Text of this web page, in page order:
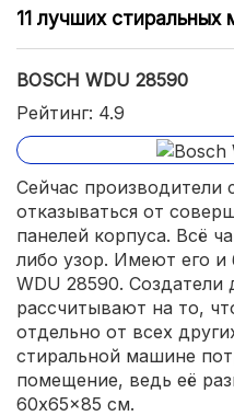
11 лучших
BOSCH WDU 28590
Рейтинг: 4.9
Сейчас производители
отказываться от
панелей корпуса. Всё
либо узор. Имеют его и
WDU 28590. Создатели
рассчитывают на то,
отдельно от всех
стиральной машине
помещение, ведь её
60x65x85 см.